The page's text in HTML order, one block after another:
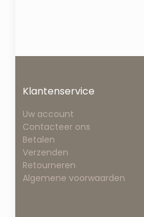
Klantenservice
Uw account
Contacteer ons
Betalen
Verzenden
Retourneren
Algemene voorwaarden